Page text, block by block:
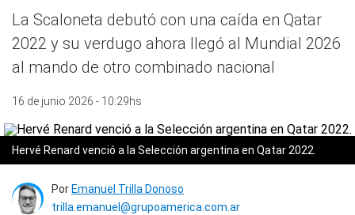
La Scaloneta debutó con una caída en Qatar
2022 y su verdugo ahora llegó al Mundial 2026
al mando de otro combinado nacional
16 de junio 2026 - 10:29hs
Hervé Renard venció a la Selección argentina en Qatar 2022.
Por Emanuel Trilla Donoso
trilla.emanuel@grupoamerica.com.ar